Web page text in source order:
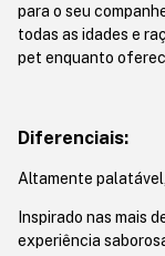
para o seu
todas as idades e
pet enquanto
Diferenciais:
Altamente
Inspirado nas mais
experiência